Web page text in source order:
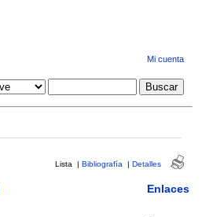
Mi cuenta
Lista | Bibliografía | Detalles
Enlaces